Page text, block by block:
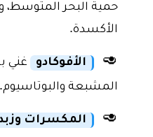
حمية البحر
الأكسدة.
🥑 الأفوكادو
غني
المشبعة والبوتاسيوم.
🥑 المكسرات